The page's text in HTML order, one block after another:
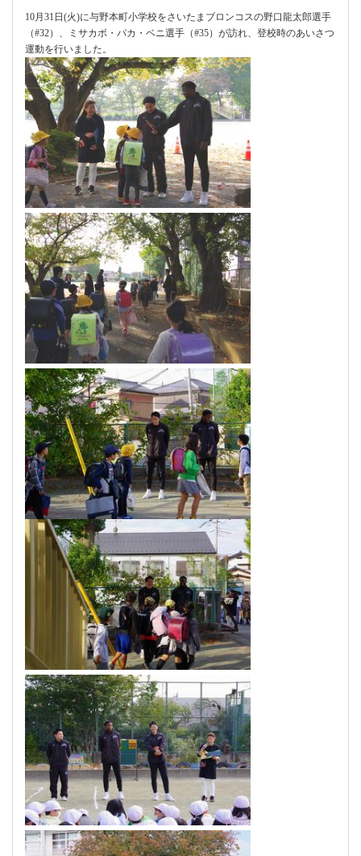
10月31日(火)に与野本町小学校をさいたまブロンコスの野口龍太郎選手
（#32）、ミサカボ・パカ・ベニ選手（#35）が訪れ、登校時のあいさつ
運動を行いました。